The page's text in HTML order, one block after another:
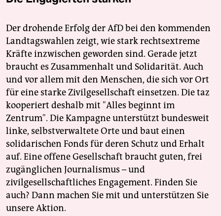
fragen & hilfe
unterstützen
abo
genossenschaft
epaper login
Der drohende Erfolg der AfD bei den kommenden
Landtagswahlen zeigt, wie stark rechtsextreme
Kräfte inzwischen geworden sind. Gerade jetzt
braucht es Zusammenhalt und Solidarität. Auch
und vor allem mit den Menschen, die sich vor Ort
für eine starke Zivilgesellschaft einsetzen. Die taz
kooperiert deshalb mit "Alles beginnt im
Zentrum". Die Kampagne unterstützt bundesweit
linke, selbstverwaltete Orte und baut einen
solidarischen Fonds für deren Schutz und Erhalt
auf. Eine offene Gesellschaft braucht guten, frei
zugänglichen Journalismus – und
zivilgesellschaftliches Engagement. Finden Sie
auch? Dann machen Sie mit und unterstützen Sie
unsere Aktion.